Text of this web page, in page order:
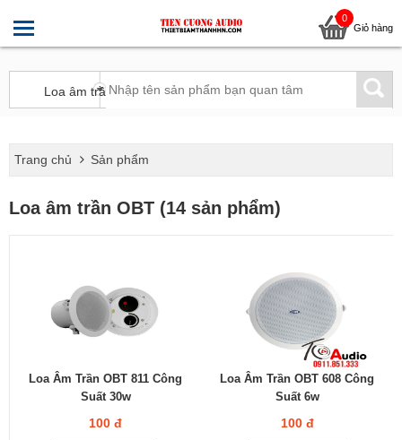
0
Giỏ hàng
Trang chủ Sản phẩm
Loa âm trần OBT (14 sản phẩm)
Loa Âm Trần OBT 811 Công
Suất 30w
100 đ
Loa Âm Trần OBT 608 Công
Suất 6w
100 đ